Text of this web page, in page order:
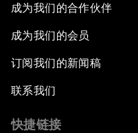
成为我们的合作伙伴
成为我们的会员
订阅我们的新闻稿
联系我们
快捷链接